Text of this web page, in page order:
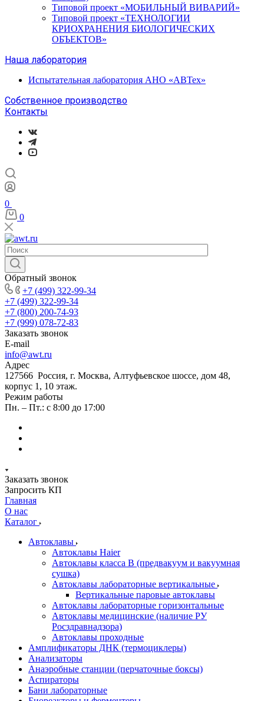
Типовой проект «МОБИЛЬНЫЙ ВИВАРИЙ»
Типовой проект «ТЕХНОЛОГИИ
КРИОХРАНЕНИЯ БИОЛОГИЧЕСКИХ
ОБЪЕКТОВ»
Наша лаборатория
Испытательная лаборатория АНО «АВТех»
Собственное производство
Контакты
0
0
Обратный звонок
+7 (499) 322-99-34
+7 (499) 322-99-34
+7 (800) 200-74-93
+7 (999) 078-72-83
Заказать звонок
E-mail
info@awt.ru
Адрес
127566 Россия, г. Москва, Алтуфьевское шоссе, дом 48,
корпус 1, 10 этаж.
Режим работы
Пн. – Пт.: с 8:00 до 17:00
Заказать звонок
Запросить КП
Главная
О нас
Каталог
Автоклавы
Автоклавы Haier
Автоклавы класса B (предвакуум и вакуумная
сушка)
Автоклавы лабораторные вертикальные
Вертикальные паровые автоклавы
Автоклавы лабораторные горизонтальные
Автоклавы медицинские (наличие РУ
Росздравнадзора)
Автоклавы проходные
Амплификаторы ДНК (термоциклеры)
Анализаторы
Анаэробные станции (перчаточные боксы)
Аспираторы
Бани лабораторные